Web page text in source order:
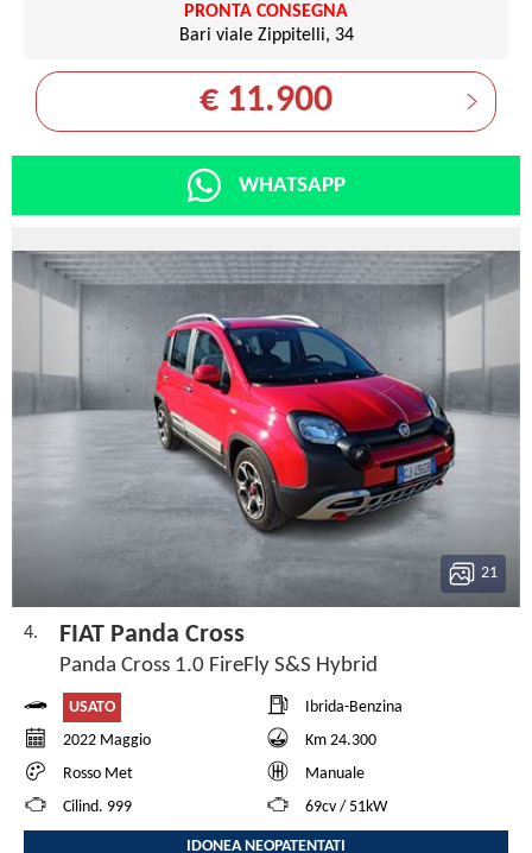
PRONTA CONSEGNA
Bari viale Zippitelli, 34
€ 11.900
WHATSAPP
21
4. FIAT Panda Cross
Panda Cross 1.0 FireFly S&S Hybrid
USATO
Ibrida-Benzina
2022 Maggio
Km 24.300
Rosso Met
Manuale
Cilind. 999
69cv / 51kW
IDONEA NEOPATENTATI